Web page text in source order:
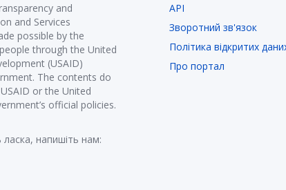
and
and Services
possible by the
through the United
(USAID)
The contents do
or the United
official policies.
напишіть нам:
API
Зворотний зв'язок
Політика відкритих
Про портал